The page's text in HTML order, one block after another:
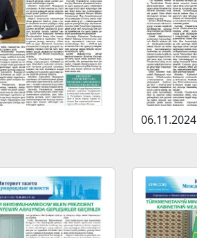
06.11.2024